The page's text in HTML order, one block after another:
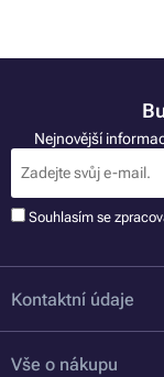
Nejnovější
Souhlasím se
Kontaktní údaje
Vše o nákupu